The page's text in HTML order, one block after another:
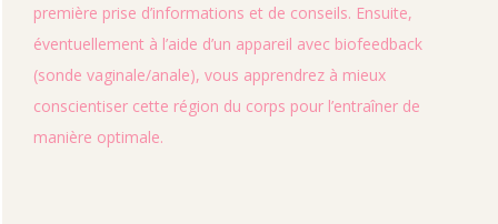
première prise d’informations et de conseils. Ensuite,
éventuellement à l’aide d’un appareil avec biofeedback
(sonde vaginale/anale), vous apprendrez à mieux
conscientiser cette région du corps pour l’entraîner de
manière optimale.